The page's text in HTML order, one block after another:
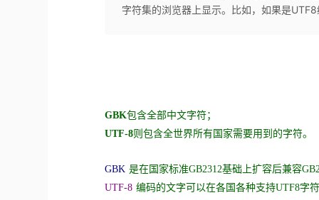
字符集的浏览器上显示。比如，如果是
GBK包含全部中文字符；
UTF-8则包含全世界所有国家需要用到的字符。
GBK 是在国家标准GB2312基础上扩容后兼容
UTF-8 编码的文字可以在各国各种支持UTF8字